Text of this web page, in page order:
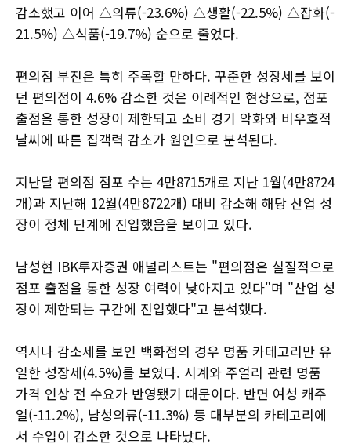
감소했고 이어 △의류(-23.6%) △생활(-22.5%) △잡화(-
21.5%) △식품(-19.7%) 순으로 줄었다.
편의점 부진은 특히 주목할 만하다. 꾸준한 성장세를 보이
던 편의점이 4.6% 감소한 것은 이례적인 현상으로, 점포
출점을 통한 성장이 제한되고 소비 경기 악화와 비우호적
날씨에 따른 집객력 감소가 원인으로 분석된다.
지난달 편의점 점포 수는 4만8715개로 지난 1월(4만8724
개)과 지난해 12월(4만8722개) 대비 감소해 해당 산업 성
장이 정체 단계에 진입했음을 보이고 있다.
남성현 IBK투자증권 애널리스트는 "편의점은 실질적으로
점포 출점을 통한 성장 여력이 낮아지고 있다"며 "산업 성
장이 제한되는 구간에 진입했다"고 분석했다.
역시나 감소세를 보인 백화점의 경우 명품 카테고리만 유
일한 성장세(4.5%)를 보였다. 시계와 주얼리 관련 명품
가격 인상 전 수요가 반영됐기 때문이다. 반면 여성 캐주
얼(-11.2%), 남성의류(-11.3%) 등 대부분의 카테고리에
서 수입이 감소한 것으로 나타났다.